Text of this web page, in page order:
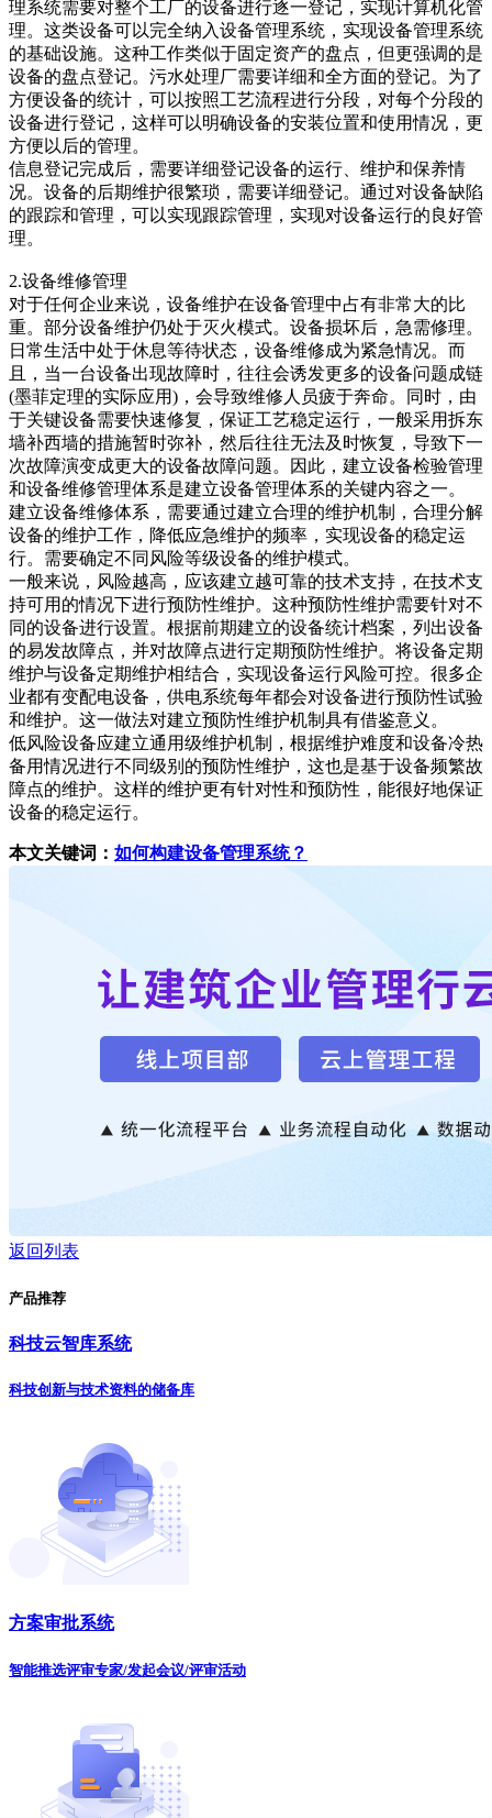
理系统需要对整个工厂的设备进行逐一登记，实现计算机化管
理。这类设备可以完全纳入设备管理系统，实现设备管理系统
的基础设施。这种工作类似于固定资产的盘点，但更强调的是
设备的盘点登记。污水处理厂需要详细和全方面的登记。为了
方便设备的统计，可以按照工艺流程进行分段，对每个分段的
设备进行登记，这样可以明确设备的安装位置和使用情况，更
方便以后的管理。
信息登记完成后，需要详细登记设备的运行、维护和保养情
况。设备的后期维护很繁琐，需要详细登记。通过对设备缺陷
的跟踪和管理，可以实现跟踪管理，实现对设备运行的良好管
理。
2.设备维修管理
对于任何企业来说，设备维护在设备管理中占有非常大的比
重。部分设备维护仍处于灭火模式。设备损坏后，急需修理。
日常生活中处于休息等待状态，设备维修成为紧急情况。而
且，当一台设备出现故障时，往往会诱发更多的设备问题成链
(墨菲定理的实际应用)，会导致维修人员疲于奔命。同时，由
于关键设备需要快速修复，保证工艺稳定运行，一般采用拆东
墙补西墙的措施暂时弥补，然后往往无法及时恢复，导致下一
次故障演变成更大的设备故障问题。因此，建立设备检验管理
和设备维修管理体系是建立设备管理体系的关键内容之一。
建立设备维修体系，需要通过建立合理的维护机制，合理分解
设备的维护工作，降低应急维护的频率，实现设备的稳定运
行。需要确定不同风险等级设备的维护模式。
一般来说，风险越高，应该建立越可靠的技术支持，在技术支
持可用的情况下进行预防性维护。这种预防性维护需要针对不
同的设备进行设置。根据前期建立的设备统计档案，列出设备
的易发故障点，并对故障点进行定期预防性维护。将设备定期
维护与设备定期维护相结合，实现设备运行风险可控。很多企
业都有变配电设备，供电系统每年都会对设备进行预防性试验
和维护。这一做法对建立预防性维护机制具有借鉴意义。
低风险设备应建立通用级维护机制，根据维护难度和设备冷热
备用情况进行不同级别的预防性维护，这也是基于设备频繁故
障点的维护。这样的维护更有针对性和预防性，能很好地保证
设备的稳定运行。
本文关键词： 如何构建设备管理系统？
返回列表
产品推荐
科技云智库系统
科技创新与技术资料的储备库
方案审批系统
智能推选评审专家/发起会议/评审活动